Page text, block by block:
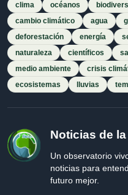
clima océanos
cambio climático
agua
deforestación
energía
naturaleza
científicos
medio ambiente
crisis
ecosistemas
lluvias
Noticias de
Un observatorio
noticias para
futuro mejor.